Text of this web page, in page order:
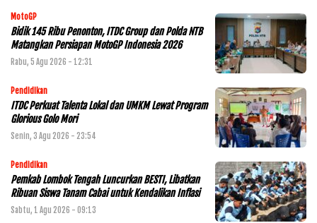
MotoGP
Bidik 145 Ribu Penonton, ITDC Group dan Polda NTB
Matangkan Persiapan MotoGP Indonesia 2026
Rabu, 5 Agu 2026 - 12:31
Pendidikan
ITDC Perkuat Talenta Lokal dan UMKM Lewat Program
Glorious Golo Mori
Senin, 3 Agu 2026 - 23:54
Pendidikan
Pemkab Lombok Tengah Luncurkan BESTI, Libatkan
Ribuan Siswa Tanam Cabai untuk Kendalikan Inflasi
Sabtu, 1 Agu 2026 - 09:13